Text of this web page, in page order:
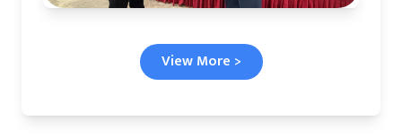
View More >